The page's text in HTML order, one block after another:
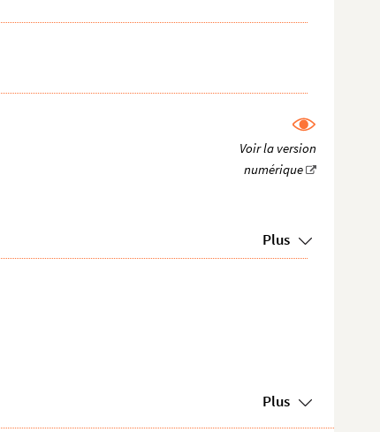
Plus
Plus